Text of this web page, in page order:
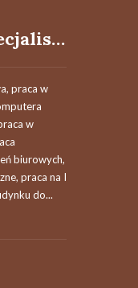
Specjalista/specjalistka
praca w
w
biurowych,
praca na I
do...